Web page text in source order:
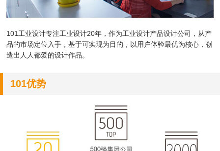
101工业设计专注工业设计20年，作为工业设计产品设计公司， 从产
品的市场定位入手，基于可实现为目的，以用户体验最优为核心，创
造出人人都爱的设计作品。
101优势